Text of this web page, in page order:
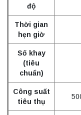
độ
Thời gian
hẹn giờ
Số khay
(tiêu
chuẩn)
Công suất
tiêu thụ